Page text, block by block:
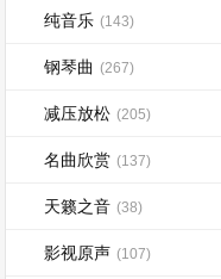
纯音乐 (143)
钢琴曲 (267)
减压放松 (205)
名曲欣赏 (137)
天籁之音 (38)
影视原声 (107)